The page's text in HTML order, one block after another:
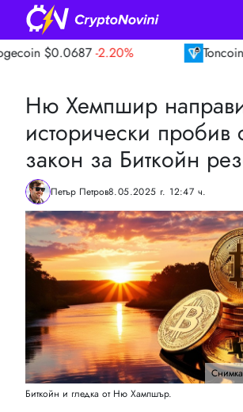
-2.20% $1.38 -
Ню Хемпшир
исторически пробив
закон за Биткойн
Петър Петров8.05.2025 г. 12:47 ч.
Биткойн и гледка от Ню Хампшър.